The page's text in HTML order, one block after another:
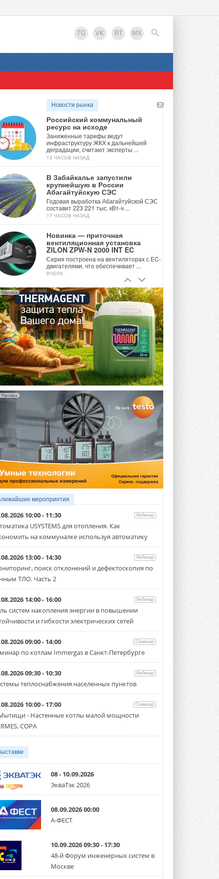
TG VK RT MX
EN
Новости рынка
Российский коммунальный
ресурс на исходе
Заниженные тарифы ведут
инфраструктуру ЖКХ к дальнейшей
деградации, считают эксперты ...
13 ЧАСОВ НАЗАД
В Забайкалье запустили
крупнейшую в России
Абагайтуйскую СЭС
Годовая выработка Абагайтуйской СЭС
составит 223 221 тыс. кВт-ч ...
17 ЧАСОВ НАЗАД
Новинка — приточная
вентиляционная установка
ZILON ZPW-N 2000 INT EC
Серия построена на вентиляторах с EC-
двигателями, что обеспечивает ...
ВЧЕРА
Учёные ЮУрГУ создали
каскадную установку,
объединяющую солнечную и
геотермальную энергию
Природосберегающие технологии ...
ВЧЕРА
Для Арктики создали
технологию защиты
ветрогенераторов от аварий
Разработка учитывает влияние
мерзлоты, обледенения и снеговых ...
ВЧЕРА
Гибридный тепловой насос PV/T
с одним общим испарителем
Исследователи предложили
конструкцию двухисточникового ...
5 АВГУСТА 2026
21-й ежегодный форум
«ЦОД-2026»
Мероприятие пройдет 2-3 сентября в
отеле Radisson Slavyanskaya. Форум
посетит более двух тысяч участников ...
5 АВГУСТА 2026
Китайская Shenling представила
линейку тепловых насосов
«воздух-вода» на R290
Серия ThermaX R290 All-In-One
включает три модели ...
Тепловые насосы в связке с
солнечной генерацией и
накопителем снижают
потребление на 60%
Исследователи из Италии установили ...
4 АВГУСТА 2026
«РУСКЛИМАТ Fest 2026» в Уфе
собрал свыше 700 профи
климатической отрасли
Организатором выступил торгово-
производственный холдинг ...
ЦОД с плотностью 54 кВт на
стойку
3 АВГУСТА 2026
систему DVM на R32
Линейка включает семь типоразмеров
производительностью от 22,4 до 56 кВт.
Суммарная длина трубопроводов ...
3 АВГУСТА 2026
«СиСофт Девелопмент» подвел
итоги конкурса студенческих
стартует уже в сентябре 2026 года ...
3 АВГУСТА 2026
«Русклимат» укрепляет
Реклама
Реклама
мероприятия
10:00 - 11:30 Вебинар
USYSTEMS для отопления. Как
на коммуналке используя автоматику
13:00 - 14:30 Вебинар
поиск отклонений и дефектоскопия по
ТЛО. Часть 2
14:00 - 16:00 Вебинар
систем накопления энергии в повышении
и гибкости электрических сетей
09:00 - 14:00 Семинар
по котлам Immergas в Санкт-Петербурге
09:30 - 10:30 Вебинар
теплоснабжения населенных пунктов
10:00 - 17:00 Семинар
- Настенные котлы малой мощности
COPA
08 - 10.09.2026
ЭкваТэк 2026
08.09.2026 00:00
А-ФЕСТ
10.09.2026 09:30 - 17:30
48-й Форум инженерных систем в
Москве